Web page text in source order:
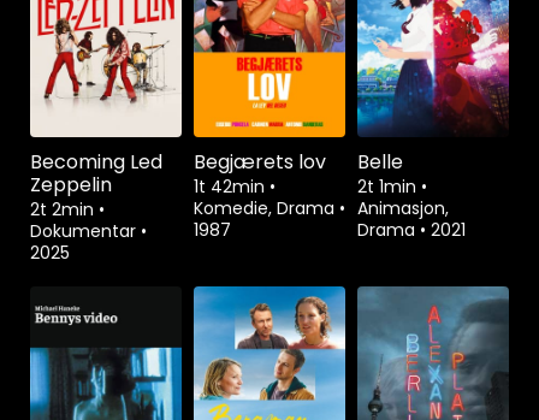
Becoming Led
Zeppelin
2t 2min •
Dokumentar •
2025
Begjærets lov
1t 42min •
Komedie, Drama •
1987
Belle
2t 1min •
Animasjon,
Drama • 2021